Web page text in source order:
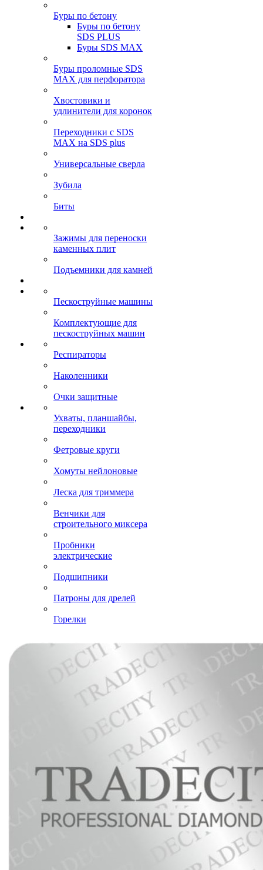
Буры по бетону
Буры по бетону
SDS PLUS
Буры SDS MAX
Буры проломные SDS
MAX для перфоратора
Хвостовики и
удлинители для коронок
Переходники с SDS
MAX на SDS plus
Универсальные сверла
Зубила
Биты
Зажимы для переноски
каменных плит
Подъемники для камней
Пескоструйные машины
Комплектующие для
пескоструйных машин
Респираторы
Наколенники
Очки защитные
Ухваты, планшайбы,
переходники
Фетровые круги
Хомуты нейлоновые
Леска для триммера
Венчики для
строительного миксера
Пробники
электрические
Подшипники
Патроны для дрелей
Горелки